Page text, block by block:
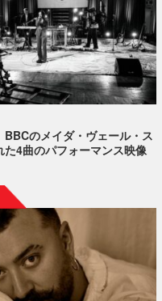
BBCのメイダ・ヴェール・ス
た4曲のパフォーマンス映像